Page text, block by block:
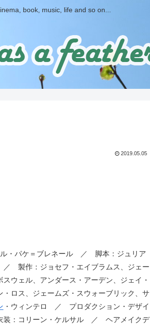
book, music, life and so on...
2019.05.05
・パケ＝ブレネール ／ 脚本：ジュリア
／ 製作：ジョセフ・エイブラムス、ジェー
ウェル、アンダース・アーデン、ジェイ・
ロス、ジェームズ・スウォーブリック、サ
・ウィンテロ ／ プロダクション・デザイ
：コリーン・ケルサル ／ ヘアメイクデ